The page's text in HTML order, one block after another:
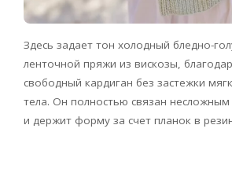
Здесь задает тон холодный бледно-
ленточной пряжи из вискозы,
свободный кардиган без застежки
тела. Он полностью связан
и держит форму за счет планок в